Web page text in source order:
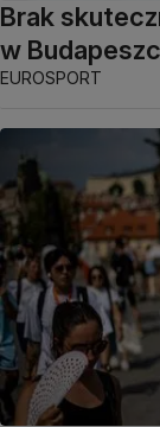
Brak
w
EUROSPORT